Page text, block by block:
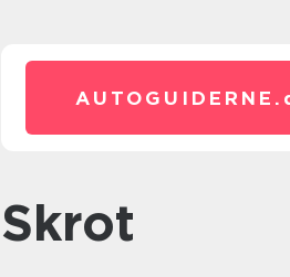
AUTOGUIDERNE.
skrot